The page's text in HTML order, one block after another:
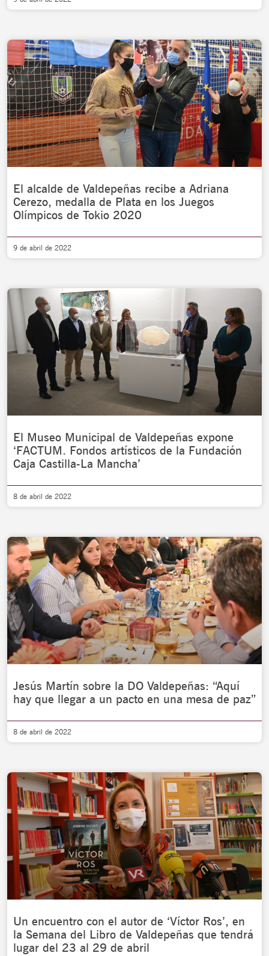
El alcalde de Valdepeñas recibe a Adriana
Cerezo, medalla de Plata en los Juegos
Olímpicos de Tokio 2020
9 de abril de 2022
El Museo Municipal de Valdepeñas expone
‘FACTUM. Fondos artísticos de la Fundación
Caja Castilla-La Mancha’
8 de abril de 2022
Jesús Martín sobre la DO Valdepeñas: “Aquí
hay que llegar a un pacto en una mesa de paz”
8 de abril de 2022
Un encuentro con el autor de ‘Víctor Ros’, en
la Semana del Libro de Valdepeñas que tendrá
lugar del 23 al 29 de abril